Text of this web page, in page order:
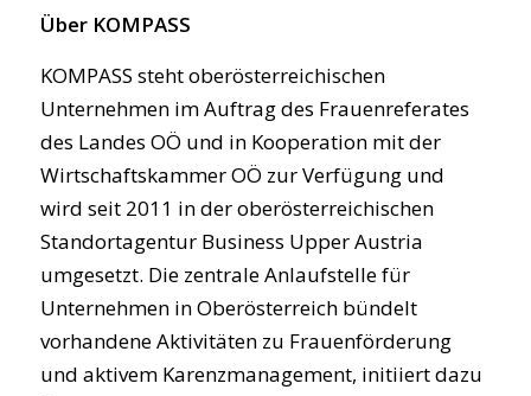
Über KOMPASS
KOMPASS steht oberösterreichischen
Unternehmen im Auftrag des Frauenreferates
des Landes OÖ und in Kooperation mit der
Wirtschaftskammer OÖ zur Verfügung und
wird seit 2011 in der oberösterreichischen
Standortagentur Business Upper Austria
umgesetzt. Die zentrale Anlaufstelle für
Unternehmen in Oberösterreich bündelt
vorhandene Aktivitäten zu Frauenförderung
und aktivem Karenzmanagement, initiiert dazu